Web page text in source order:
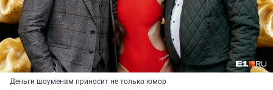
Деньги шоуменам приносит не только юмор